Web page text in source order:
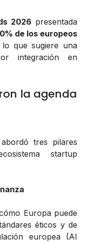
2026 presentada
de los europeos
que sugiere una
integración en
la agenda
tres pilares
startup
Europa puede
éticos y de
europea (AI